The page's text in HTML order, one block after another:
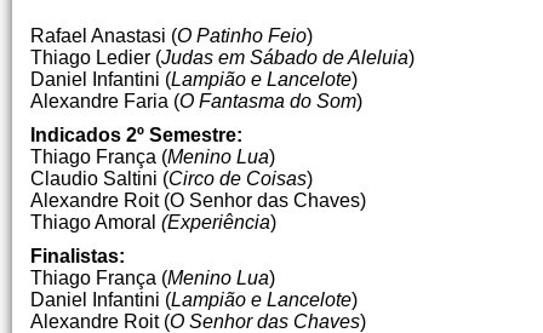
Rafael Anastasi (O Patinho Feio)
Thiago Ledier (Judas em Sábado de Aleluia)
Daniel Infantini (Lampião e Lancelote)
Alexandre Faria (O Fantasma do Som)
Indicados 2º Semestre:
Thiago França (Menino Lua)
Claudio Saltini (Circo de Coisas)
Alexandre Roit (O Senhor das Chaves)
Thiago Amoral (Experiência)
Finalistas:
Thiago França (Menino Lua)
Daniel Infantini (Lampião e Lancelote)
Alexandre Roit (O Senhor das Chaves)